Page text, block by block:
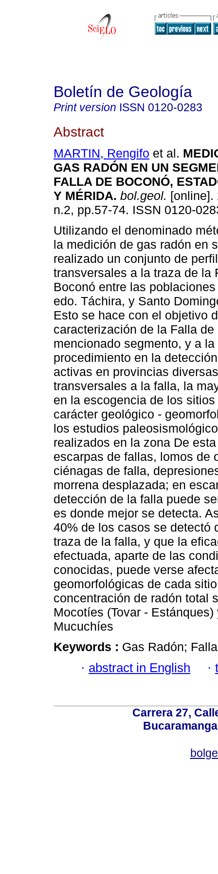
Boletín de Geología
Print version ISSN 0120-0283
Abstract
MARTIN, Rengifo et al.
GAS RADÓN EN UN
FALLA DE BOCONÓ,
Y MÉRIDA. bol.geol. [online].
n.2, pp.57-74. ISSN 0120-
Utilizando el denominado
la medición de gas radón en
realizado un conjunto de
transversales a la traza de la
Boconó entre las
edo. Táchira, y Santo
Esto se hace con el objetivo
caracterización de la Falla
mencionado segmento, y a
procedimiento en la
activas en provincias
transversales a la falla, la
en la escogencia de los
carácter geológico -
los estudios
realizados en la zona De
escarpas de fallas, lomos de
ciénagas de falla,
morrena desplazada; en
detección de la falla puede
es donde mejor se detecta.
40% de los casos se detectó
traza de la falla, y que la
efectuada, aparte de las
conocidas, puede verse
geomorfológicas de cada
concentración de radón total
Mocotíes (Tovar -
Mucuchíes
Keywords : Gas Radón;
· abstract in English ·
Carrera 27,